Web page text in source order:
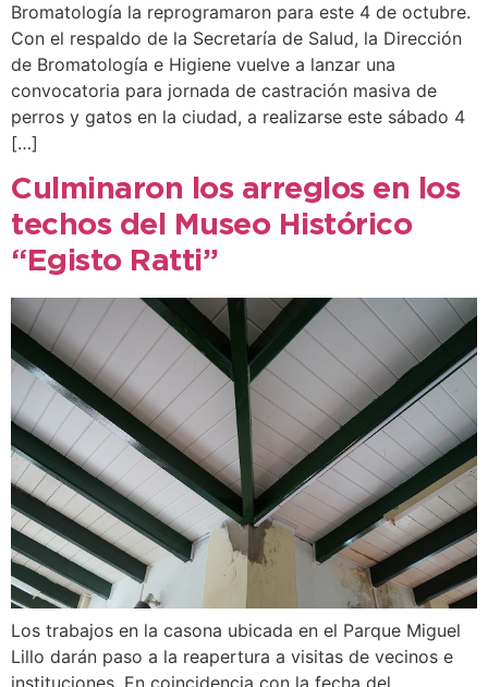
Bromatología la reprogramaron para este 4 de octubre.
Con el respaldo de la Secretaría de Salud, la Dirección
de Bromatología e Higiene vuelve a lanzar una
convocatoria para jornada de castración masiva de
perros y gatos en la ciudad, a realizarse este sábado 4
[…]
Culminaron los arreglos en los
techos del Museo Histórico
“Egisto Ratti”
Los trabajos en la casona ubicada en el Parque Miguel
Lillo darán paso a la reapertura a visitas de vecinos e